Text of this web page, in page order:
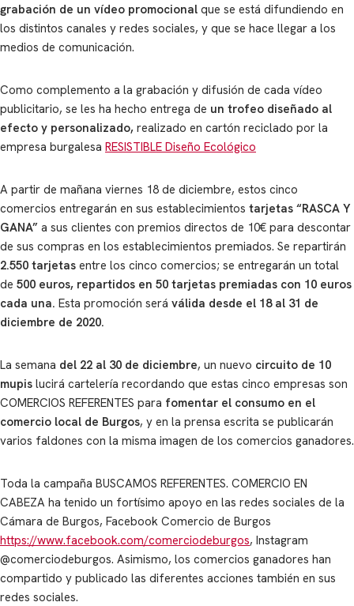
grabación de un vídeo promocional que se está difundiendo en
los distintos canales y redes sociales, y que se hace llegar a los
medios de comunicación.
Como complemento a la grabación y difusión de cada vídeo
publicitario, se les ha hecho entrega de un trofeo diseñado al
efecto y personalizado, realizado en cartón reciclado por la
empresa burgalesa RESISTIBLE Diseño Ecológico
A partir de mañana viernes 18 de diciembre, estos cinco
comercios entregarán en sus establecimientos tarjetas “RASCA Y
GANA” a sus clientes con premios directos de 10€ para descontar
de sus compras en los establecimientos premiados. Se repartirán
2.550 tarjetas entre los cinco comercios; se entregarán un total
de 500 euros, repartidos en 50 tarjetas premiadas con 10 euros
cada una. Esta promoción será válida desde el 18 al 31 de
diciembre de 2020.
La semana del 22 al 30 de diciembre, un nuevo circuito de 10
mupis lucirá cartelería recordando que estas cinco empresas son
COMERCIOS REFERENTES para fomentar el consumo en el
comercio local de Burgos, y en la prensa escrita se publicarán
varios faldones con la misma imagen de los comercios ganadores.
Toda la campaña BUSCAMOS REFERENTES. COMERCIO EN
CABEZA ha tenido un fortísimo apoyo en las redes sociales de la
Cámara de Burgos, Facebook Comercio de Burgos
https://www.facebook.com/comerciodeburgos, Instagram
@comerciodeburgos. Asimismo, los comercios ganadores han
compartido y publicado las diferentes acciones también en sus
redes sociales.